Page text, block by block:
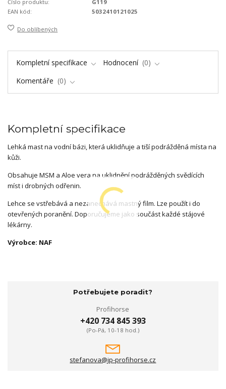
Číslo produktu:
G119
EAN kód:
5032410121025
Do oblíbených
Kompletní specifikace Hodnocení
0
Komentáře
0
Kompletní specifikace
Lehká mast na vodní bázi, která uklidňuje a tiší podrážděná místa na
kůži.
Obsahuje MSM a Aloe vera na uklidnění podrážděných svědících
míst i drobných odřenin.
Lehce se vstřebává a nezanechává mastný film. Lze použít i do
otevřených poranění. Doporučujeme jako součást každé stájové
lékárny.
Výrobce: NAF
Potřebujete poradit?
Profihorse
+420 734 845 393
(Po-Pá, 10-18 hod.)
stefanova@jp-profihorse.cz